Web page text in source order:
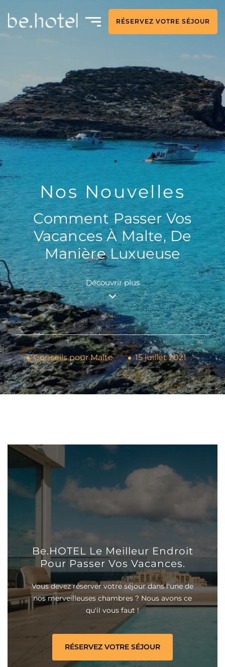
RÉSERVEZ VOTRE SÉJOUR
Nos Nouvelles
Comment Passer Vos
Vacances À Malte, De
Manière Luxueuse
Découvrir plus
Conseils pour Malte 15 juillet 2021
Be.HOTEL Le Meilleur Endroit
Pour Passer Vos Vacances.
Vous devez réserver votre séjour dans l'une de
nos merveilleuses chambres ? Nous avons ce
qu'il vous faut !
RÉSERVEZ VOTRE SÉJOUR